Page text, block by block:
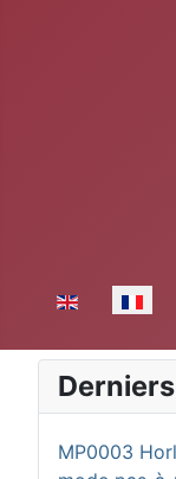
Sélectionnez
MP0003